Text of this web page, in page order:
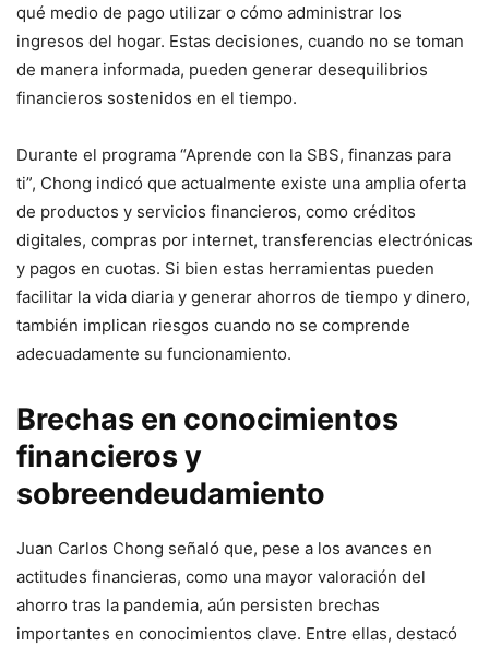
qué medio de pago utilizar o cómo administrar los
ingresos del hogar. Estas decisiones, cuando no se toman
de manera informada, pueden generar desequilibrios
financieros sostenidos en el tiempo.
Durante el programa “Aprende con la SBS, finanzas para
ti”, Chong indicó que actualmente existe una amplia oferta
de productos y servicios financieros, como créditos
digitales, compras por internet, transferencias electrónicas
y pagos en cuotas. Si bien estas herramientas pueden
facilitar la vida diaria y generar ahorros de tiempo y dinero,
también implican riesgos cuando no se comprende
adecuadamente su funcionamiento.
Brechas en conocimientos
financieros y
sobreendeudamiento
Juan Carlos Chong señaló que, pese a los avances en
actitudes financieras, como una mayor valoración del
ahorro tras la pandemia, aún persisten brechas
importantes en conocimientos clave. Entre ellas, destacó